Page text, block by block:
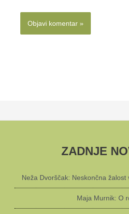
ZADNJE
Neža Dvorščak: Neskončna
Maja Murnik: O